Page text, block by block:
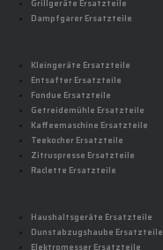
Grillgeräte Ersatzteile
Dampfgarer Ersatzteile
Kleingeräte Ersatzteile
Entsafter Ersatzteile
Fondue Ersatzteile
Getreidemühle Ersatzteile
Kaffeemaschine Ersatzteile
Teekocher Ersatzteile
Zitruspresse Ersatzteile
Raclette Ersatzteile
Haushaltsgeräte Ersatzteile
Dunstabzugshaube Ersatzteile
Elektromesser Ersatzteile